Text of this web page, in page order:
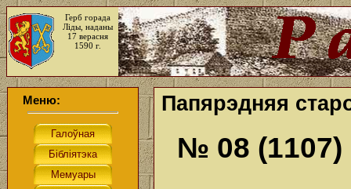
Герб горада
Ліды, наданы
17 верасня
1590 г.
Меню: Папярэдняя
№ 08 (1107)